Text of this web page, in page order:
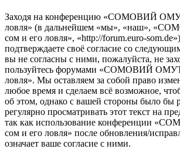
Заходя на конференцию «СОМОВИЙ
ловля» (в дальнейшем «мы», «наш»,
сом и его ловля», «http://forum.euro-
подтверждаете своё согласие со
вы не согласны с ними, пожалуйста, не
пользуйтесь форумами «СОМОВИЙ ОМУТ
ловля». Мы оставляем за собой право
любое время и сделаем всё возможное,
об этом, однако с вашей стороны было бы
регулярно просматривать этот текст на
так как использование конференции
сом и его ловля» после обновления/
означает ваше согласие с ними.